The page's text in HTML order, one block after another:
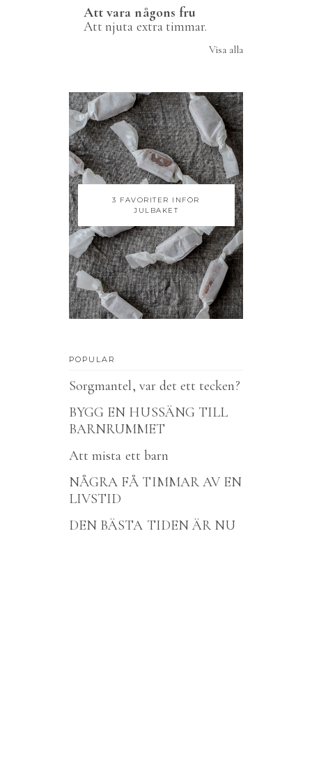
Att vara någons fru
Att njuta extra timmar.
Visa alla
3 FAVORITER INFÖR
JULBAKET
POPULAR
Sorgmantel, var det ett tecken?
BYGG EN HUSSÄNG TILL
BARNRUMMET
Att mista ett barn
NÅGRA FÅ TIMMAR AV EN
LIVSTID
DEN BÄSTA TIDEN ÄR NU